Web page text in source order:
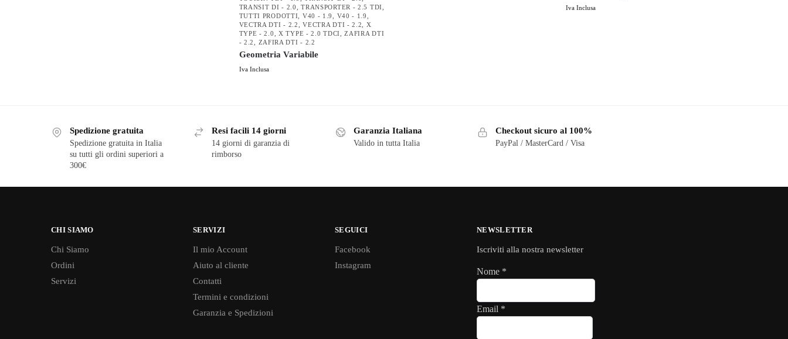
TRANSIT DI - 2.0
,TRANSPORTER - 2.5 TDI
TUTTI PRODOTTI
V40 - 1.9 V40 - 1.9
VECTRA DTI - 2.2
,VECTRA DTI - 2.2
X
TYPE - 2.0
,X TYPE - 2.0 TDCI ,ZAFIRA DTI
- 2.2
ZAFIRA DTI - 2.2
Geometria Variabile
Iva Inclusa
Iva Inclusa
Spedizione gratuita
Spedizione gratuita in Italia
su tutti gli ordini superiori a
300€
Resi facili 14 giorni
14 giorni di garanzia di
rimborso
Garanzia Italiana
Valido in tutta Italia
Checkout sicuro al 100%
PayPal / MasterCard / Visa
CHI SIAMO
Chi Siamo
Ordini
Servizi
SERVIZI
Il mio Account
Aiuto al cliente
Contatti
Termini e condizioni
Garanzia e Spedizioni
SEGUICI
Facebook
Instagram
NEWSLETTER
Iscriviti alla nostra newsletter
Nome *
Email *